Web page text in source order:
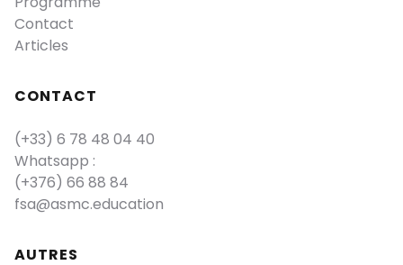
Contact
Articles
CONTACT
(+33) 6 78 48 04 40
Whatsapp :
(+376) 66 88 84
fsa@asmc.education
AUTRES